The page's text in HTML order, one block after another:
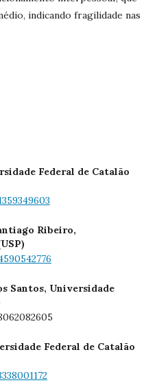
indicando fragilidade nas
Federal de Catalão
Ribeiro,
Santos, Universidade
Federal de Catalão